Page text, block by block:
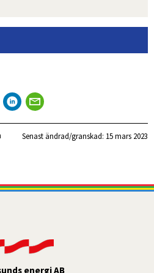
Senast ändrad/granskad: 15 mars 2023
energi AB